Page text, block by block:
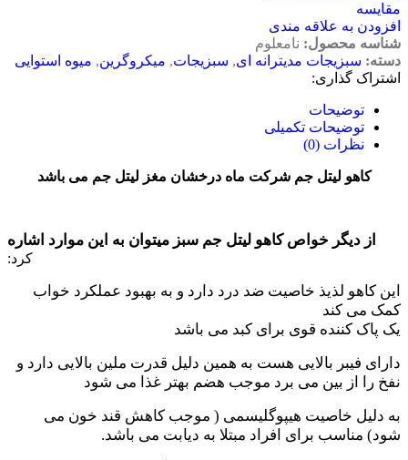
مقایسه
افزودن به علاقه مندی
شناسه محصول: نامعلوم
دسته: سبزیجات مدیترانه ای, سبزیجات, میکروگرین, میوه استوایی
اشتراک گذاری:
توضیحات
توضیحات تکمیلی
نظرات (0)
کاهو لیتل جم شرکت ماه درخشان مغز لیتل جم می باشد
از دیگر خواص کاهو لیتل جم سبز میتوان به این موارد اشاره
کرد:
این کاهو لذیذ خاصیت ضد درد دارد و به بهبود عملکرد خواب
کمک می کند
یک پاک کننده قوی برای کبد می باشد
دارای فیبر بالایی هست به همین دلیل قدرت ملین بالایی دارد و
نفخ را از بین می برد موجب هضم بهتر غذا می شود
به دلیل خاصیت هیپوگلیسمی ( موجب کاهش قند خون می
شود) مناسب برای افراد مبتلا به دیابت می باشد.